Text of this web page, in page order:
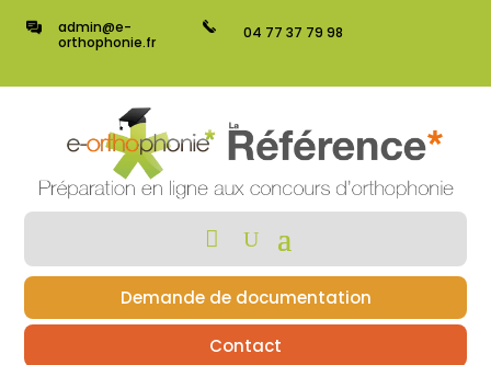
admin@e-
orthophonie.fr
04 77 37 79 98
Demande de documentation
Contact